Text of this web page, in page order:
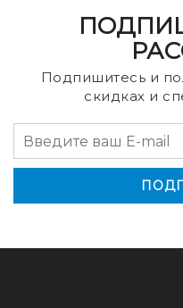
Подпишитесь и
скидках и